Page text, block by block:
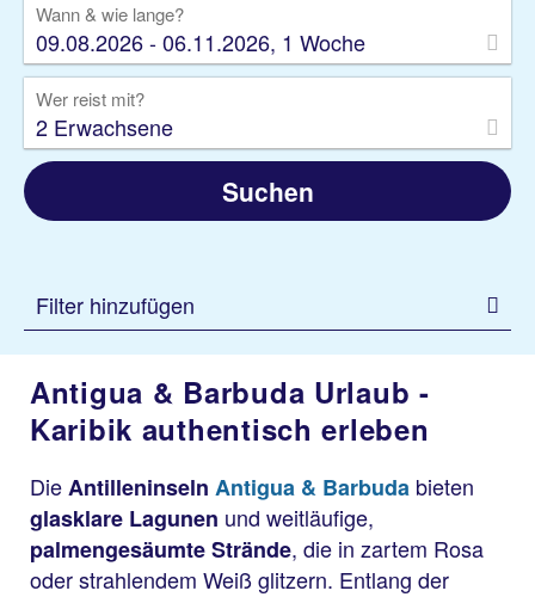
Wann & wie lange?
09.08.2026 - 06.11.2026, 1 Woche
Wer reist mit?
2 Erwachsene
Suchen
Filter hinzufügen
Antigua & Barbuda Urlaub -
Karibik authentisch erleben
DieAntilleninseln Antigua & Barbuda bieten
glasklare Lagunen und weitläufige,
palmengesäumte Strände, die in zartem Rosa
oder strahlendem Weiß glitzern. Entlang der